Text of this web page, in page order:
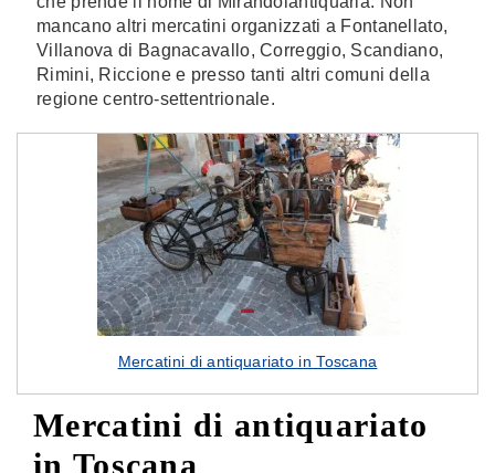
mancano altri mercatini organizzati a Fontanellato,
Villanova di Bagnacavallo, Correggio, Scandiano,
Rimini, Riccione e presso tanti altri comuni della
regione centro-settentrionale.
Mercatini di antiquariato in Toscana
Mercatini di antiquariato
in Toscana